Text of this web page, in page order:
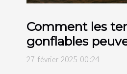
Comment les
gonflables
révolutionner vos
27 février 2025 00:24